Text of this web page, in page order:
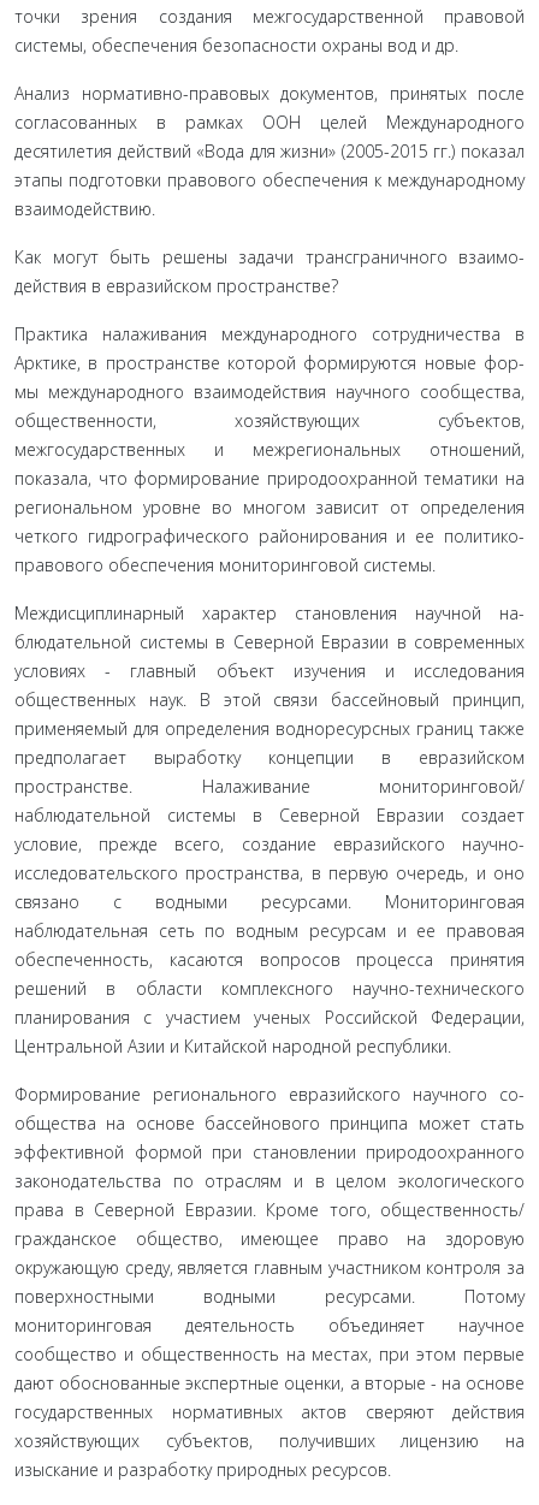
точ­ки зрения создания межгосударственной правовой
системы, обеспечения безопасности охраны вод и др.
Анализ норма­тивно-правовых документов, принятых после
согласованных в рамках ООН целей Международного
десятилетия действий «Вода для жизни» (2005-2015 гг.) показал
этапы подготовки правового обеспечения к международному
взаимодействию.
Как могут быть решены задачи трансграничного взаимо­
действия в евразийском пространстве?
Практика налаживания международного сотрудничества в
Арктике, в пространстве которой формируются новые фор­
мы международного взаимодействия научного сообщества,
общественности, хозяйствующих субъектов,
межгосударствен­ных и межрегиональных отношений,
показала, что формиро­вание природоохранной тематики на
региональном уровне во многом зависит от определения
четкого гидрографического районирования и ее политико-
правового обеспечения мони­торинговой системы.
Междисциплинарный характер становления научной на­
блюдательной системы в Северной Евразии в современных
ус­ловиях - главный объект изучения и исследования
обществен­ных наук. В этой связи бассейновый принцип,
применяемый для определения водноресурсных границ также
предполагает выработку концепции в евразийском
пространстве. Налажи­вание мониторинговой/
наблюдательной системы в Северной Евразии создает
условие, прежде всего, создание евразийско­го научно-
исследовательского пространства, в первую оче­редь, и оно
связано с водными ресурсами. Мониторинговая
наблюдательная сеть по водным ресурсам и ее правовая
обе­спеченность, касаются вопросов процесса принятия
решений в области комплексного научно-технического
планирования с участием ученых Российской Федерации,
Центральной Азии и Китайской народной республики.
Формирование регионального евразийского научного со­
общества на основе бассейнового принципа может стать
эф­фективной формой при становлении природоохранного
зако­нодательства по отраслям и в целом экологического
права в Северной Евразии. Кроме того, общественность/
гражданское общество, имеющее право на здоровую
окружающую среду, является главным участником контроля за
поверхностными водными ресурсами. Потому
мониторинговая деятельность объединяет научное
сообщество и общественность на местах, при этом первые
дают обоснованные экспертные оценки, а вторые - на основе
государственных нормативных актов све­ряют действия
хозяйствующих субъектов, получивших лицен­зию на
изыскание и разработку природных ресурсов.